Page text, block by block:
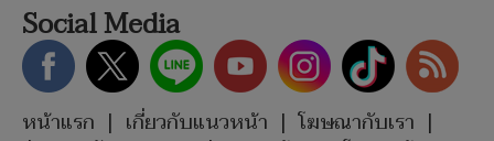
Social Media
หน้าแรก | เกี่ยวกับแนวหน้า | โฆษณากับเรา |